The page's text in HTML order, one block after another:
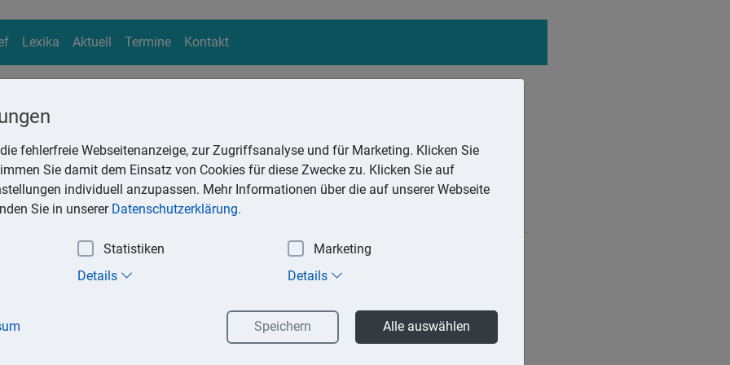
Lexika Aktuell Termine Kontakt
Suchen
für private Zwecke genutzt, ist der geldwerte Vorteil aus der Nutzungsüberlassung der
fehlerfreie Webseitenanzeige, zur Zugriffsanalyse und für Marketing. Klicken Sie
Sie damit dem Einsatz von Cookies für diese Zwecke zu. Klicken Sie auf
individuell anzupassen. Mehr Informationen über die auf unserer Webseite
Sie in unserer Datenschutzerklärung.
Statistiken
Marketing
Details Details
Speichern Alle auswählen